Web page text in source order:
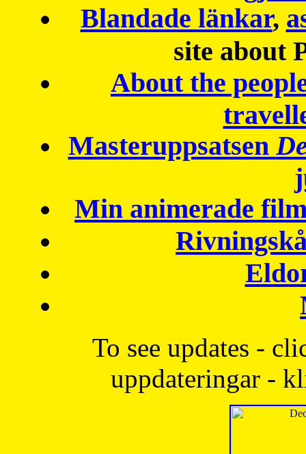
Blandade länkar,
site about
About the
Masteruppsatsen
Min animerade
To see updates -
uppdateringar -